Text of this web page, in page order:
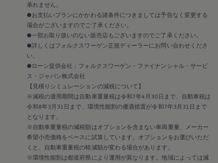
2017
2016
2015
リコール関連情報
セーフティ マイスター
承れません。
●お支払いプランにかかわる諸条件につきましては予告なく変更する
場合がございますのでご了承ください。
●一部お取り扱いのない販売店もございますのでご了承ください。
●詳しくはフォルクスワーゲン正規ディーラーにお問い合わせくださ
い。
●ローン提供会社：フォルクスワーゲン・ファイナンシャル・サービ
ス・ジャパン株式会社
【見積りシミュレーションの減税について】
※減税の適用期間は自動車重量税は令和7年4月30日まで、自動車税は
令和8年3月31日まで、環境性能割の優遇措置が令和7年3月31日まで
となります。
※自動車重量税の減税額はオプションを含まない車両重量、メーカー
希望小売価格をベースに試算しています。オプションをお選びいただ
くと、自動車重量税の軽減額が変わる場合があります。
※環境性能割は都道府県により運用が異なります。地域によっては減